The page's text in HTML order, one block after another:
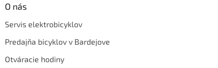
O nás
Servis elektrobicyklov
Predajňa bicyklov v Bardejove
Otváracie hodiny